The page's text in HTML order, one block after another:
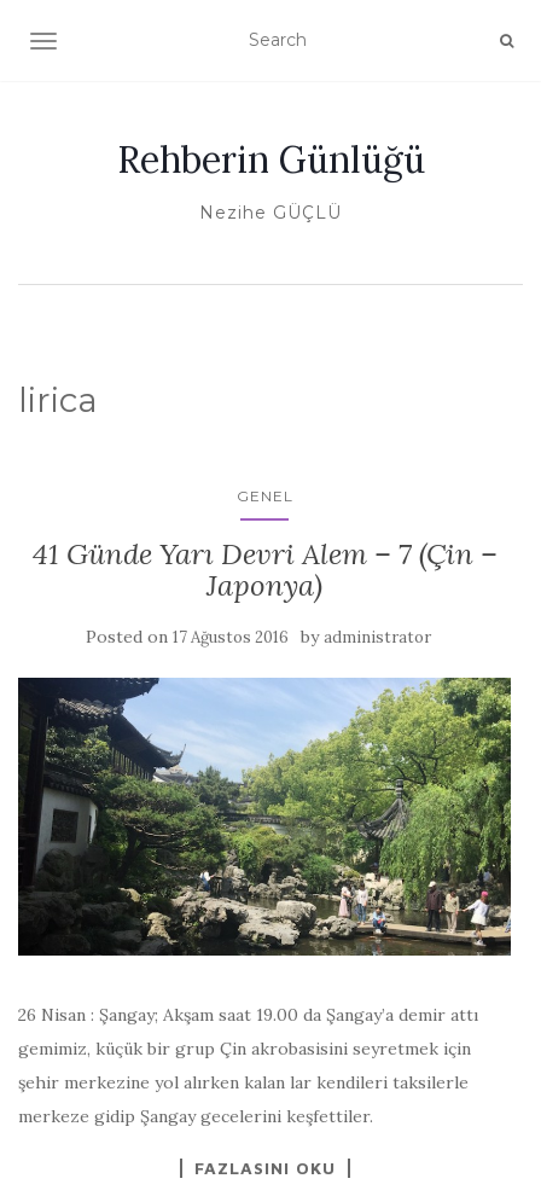
TOGGLE NAVIGATION
Rehberin Günlüğü
Nezihe GÜÇLÜ
lirica
GENEL
41 Günde Yarı Devri Alem – 7 (Çin –
Japonya)
Posted on 17 Ağustos 2016 byadministrator
26 Nisan : Şangay; Akşam saat 19.00 da Şangay’a demir attı
gemimiz, küçük bir grup Çin akrobasisini seyretmek için
şehir merkezine yol alırken kalan lar kendileri taksilerle
merkeze gidip Şangay gecelerini keşfettiler.
FAZLASINI OKU